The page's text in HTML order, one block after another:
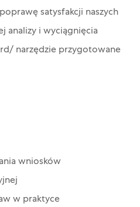
satysfakcji naszych
analizy i wyciągnięcia
narzędzie przygotowane
wniosków
w praktyce